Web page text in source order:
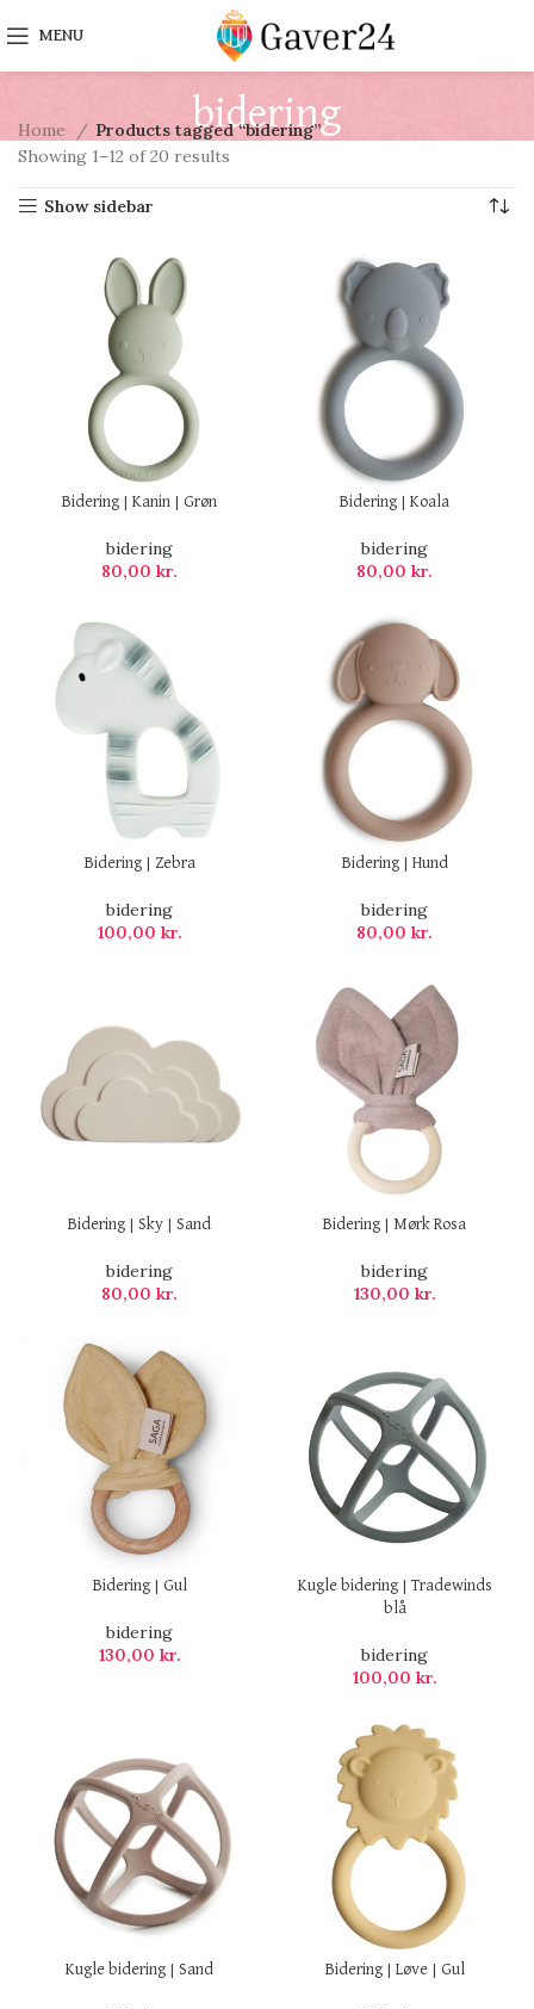
MENU
bidering
Home
Products tagged “bidering”
Showing 1–12 of 20 results
Show sidebar
Bidering | Kanin | Grøn
bidering
80,00 kr.
Bidering | Koala
bidering
80,00 kr.
Bidering | Zebra
bidering
100,00 kr.
Bidering | Hund
bidering
80,00 kr.
Bidering | Sky | Sand
bidering
80,00 kr.
Bidering | Mørk Rosa
bidering
130,00 kr.
Bidering | Gul
bidering
130,00 kr.
Kugle bidering | Tradewinds
blå
bidering
100,00 kr.
Kugle bidering | Sand Bidering | Løve | Gul